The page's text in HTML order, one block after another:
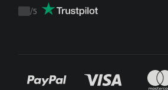
Trustpilot
/5